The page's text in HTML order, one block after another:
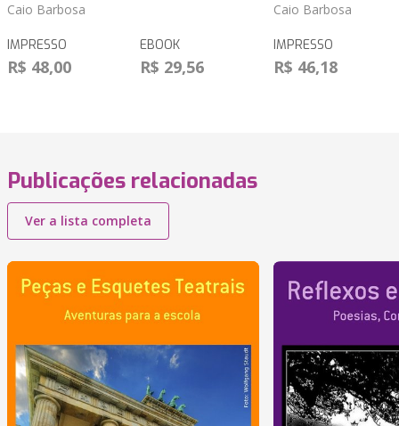
Caio Barbosa
IMPRESSO
R$ 48,00
EBOOK
R$ 29,56
Caio Barbosa
IMPRESSO
R$ 46,18
Publicações relacionadas
Ver a lista completa